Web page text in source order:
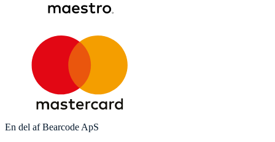
En del af Bearcode ApS